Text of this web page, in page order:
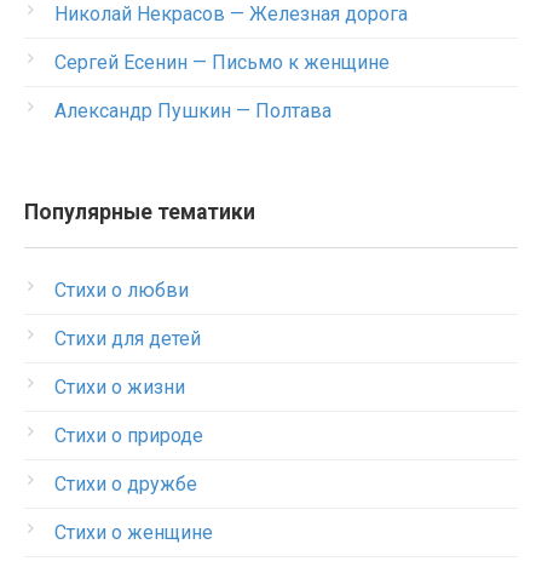
Николай Некрасов — Железная дорога
Сергей Есенин — Письмо к женщине
Александр Пушкин — Полтава
Популярные тематики
Стихи о любви
Стихи для детей
Стихи о жизни
Стихи о природе
Стихи о дружбе
Стихи о женщине